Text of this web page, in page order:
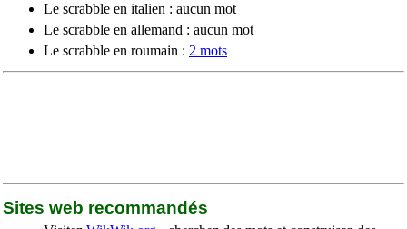
Le scrabble en italien : aucun mot
Le scrabble en allemand : aucun mot
Le scrabble en roumain : 2 mots
Sites web recommandés